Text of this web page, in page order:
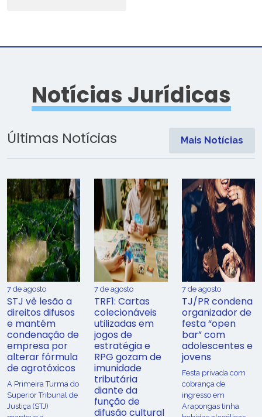
Notícias Jurídicas
Últimas Notícias Mais Notícias
7 de agosto
STJ vê lesão a
direitos difusos
e mantém
condenação de
empresa por
alterar fórmula
de agrotóxicos
​A Primeira Turma do
Superior Tribunal de
Justiça (STJ)
7 de agosto
TRF1: Cartas
colecionáveis
utilizadas em
jogos de
estratégia e
RPG gozam de
imunidade
tributária
diante da
função de
difusão cultural
7 de agosto
TJ/PR condena
organizador de
festa “open
bar” com
adolescentes e
jovens
Festa privada com
cobrança de
ingresso em
Arapongas tinha